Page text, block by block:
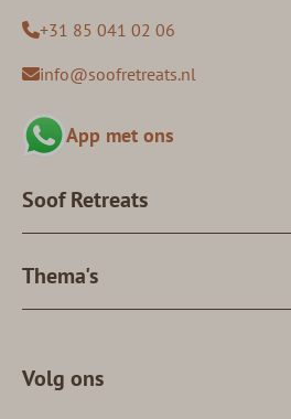
+31 85 041 02 06
info@soofretreats.nl
App met ons
Soof Retreats
Thema's
Volg ons